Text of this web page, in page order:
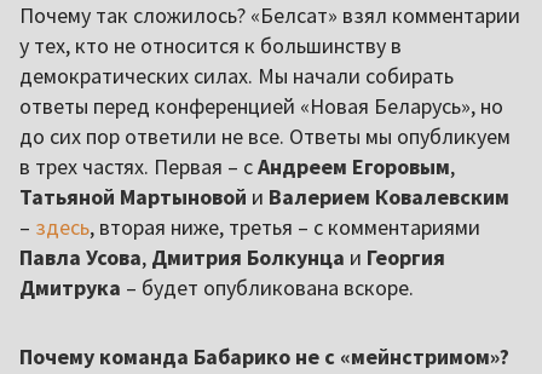
Почему так сложилось? «Белсат» взял комментарии
у тех, кто не относится к большинству в
демократических силах. Мы начали собирать
ответы перед конференцией «Новая Беларусь», но
до сих пор ответили не все. Ответы мы опубликуем
в трех частях. Первая – сАндреем Егоровым,
Татьяной Мартыновой и Валерием Ковалевским
– здесь, вторая ниже, третья – с комментариями
Павла Усова, Дмитрия Болкунца и Георгия
Дмитрука – будет опубликована вскоре.
Почему команда Бабарико не с «мейнстримом»?